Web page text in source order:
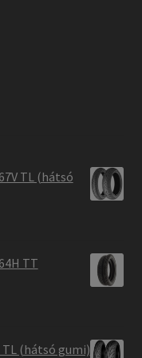
TL (hátsó
TT
TL (hátsó gumi)